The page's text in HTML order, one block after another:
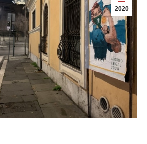
2020